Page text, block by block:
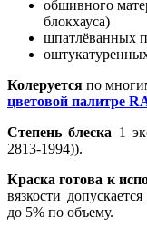
обшивного
блокхауса)
шпатлёванных
Колеруется по
цветовой палитре
Степень блеска 1
2813-1994)).
Краска готова к
вязкости
до 5% по объему.